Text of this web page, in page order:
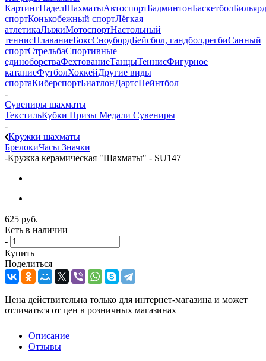
КартингПаделШахматыАвтоспортБадминтонБаскетболБильярд
спортКонькобежный спортЛёгкая
атлетикаЛыжиМотоспортНастольный
теннисПлаваниеБоксСноубордБейсбол, гандбол,регбиСанный
спортСтрельбаСпортивные
единоборстваФехтованиеТанцыТеннисФигурное
катаниеФутболХоккейДругие виды
спортаКиберспортБиатлонДартсПейнтбол
-
Сувениры шахматы
ТекстильКубки Призы Медали Сувениры
-
Кружки шахматы
БрелокиЧасы Значки
-Кружка керамическая "Шахматы" - SU147
625 руб.
Есть в наличии
-
+
Купить
Поделиться
Цена действительна только для интернет-магазина и может
отличаться от цен в розничных магазинах
Описание
Отзывы